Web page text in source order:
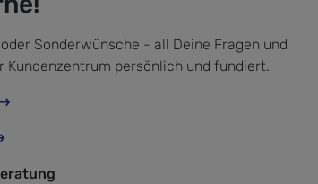
Sonderwünsche - all Deine Fragen und
Kundenzentrum persönlich und fundiert.